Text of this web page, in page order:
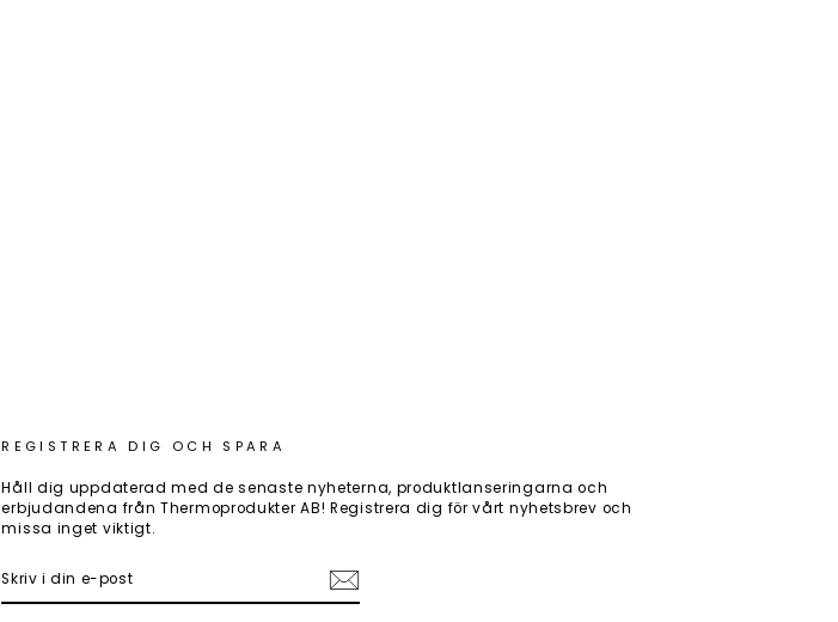
REGISTRERA DIG OCH SPARA
Håll dig uppdaterad med de senaste nyheterna, produktlanseringarna och
erbjudandena från Thermoprodukter AB! Registrera dig för vårt nyhetsbrev och
missa inget viktigt.
I